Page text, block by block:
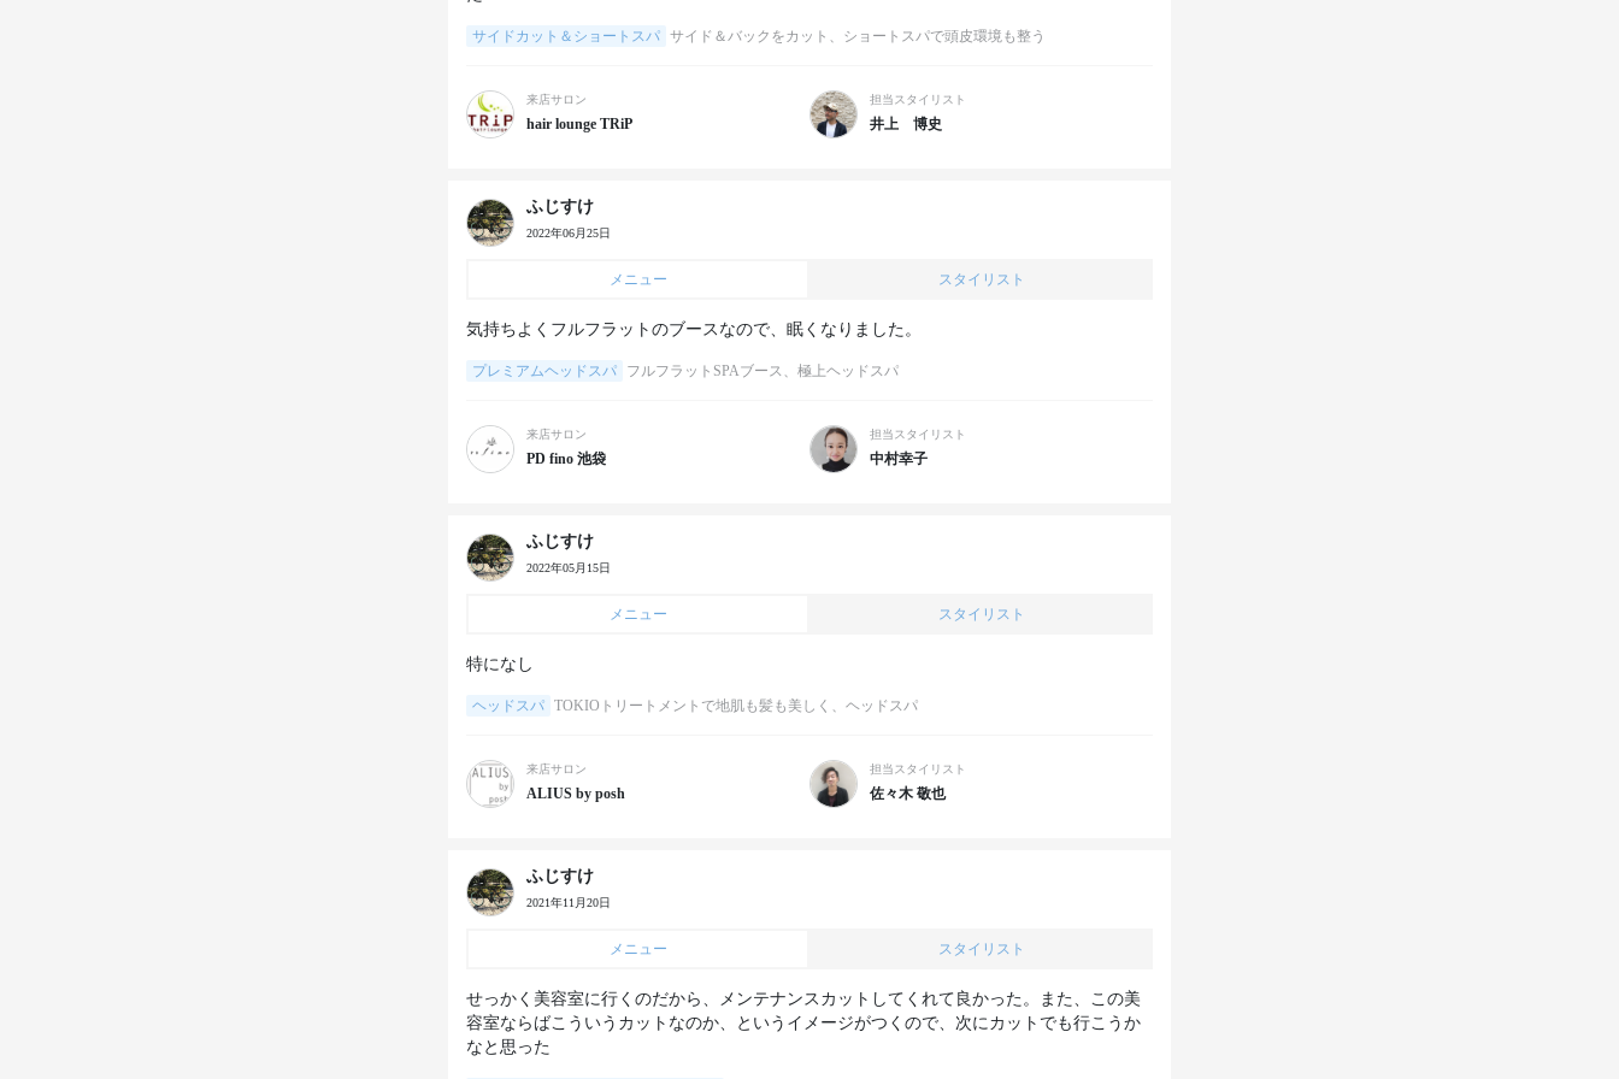
サイドカット＆ショートスパ サイド＆バックをカット、ショートスパで頭皮環境も整う
来店サロン
hair lounge TRiP
担当スタイリスト
井上 博史
ふじすけ
2022年06月25日
メニュー スタイリスト
気持ちよくフルフラットのブースなので、眠くなりました。
プレミアムヘッドスパ フルフラットSPAブース、極上ヘッドスパ
来店サロン
PD fino 池袋
担当スタイリスト
中村幸子
ふじすけ
2022年05月15日
メニュー スタイリスト
特になし
ヘッドスパ TOKIOトリートメントで地肌も髪も美しく、ヘッドスパ
来店サロン
ALIUS by posh
担当スタイリスト
佐々木 敬也
ふじすけ
2021年11月20日
メニュー スタイリスト
せっかく美容室に行くのだから、メンテナンスカットしてくれて良かった。また、この美
容室ならばこういうカットなのか、というイメージがつくので、次にカットでも行こうか
なと思った